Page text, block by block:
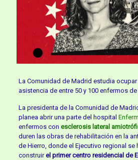
La Comunidad de Madrid estudia ocupar
asistencia de entre 50 y 100 enfermos
La presidenta de la Comunidad de
planea abrir una parte del hospital
enfermos con esclerosis lateral
duren las obras de rehabilitación en la
de Hierro, donde el Ejecutivo regional
construirel primer centro residencial de